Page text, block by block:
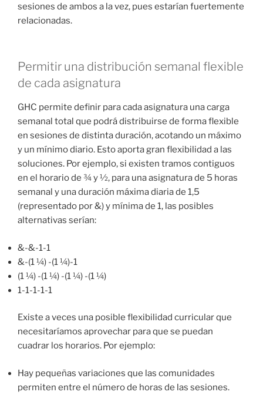
sesiones de ambos a la vez, pues estarían fuertemente
relacionadas.
Permitir una distribución semanal flexible
de cada asignatura
GHC permite definir para cada asignatura una carga
semanal total que podrá distribuirse de forma flexible
en sesiones de distinta duración, acotando un máximo
y un mínimo diario. Esto aporta gran flexibilidad a las
soluciones. Por ejemplo, si existen tramos contiguos
en el horario de ¾ y ½, para una asignatura de 5 horas
semanal y una duración máxima diaria de 1,5
(representado por &) y mínima de 1, las posibles
alternativas serían:
&-&-1-1
&-(1 ¼) -(1 ¼)-1
(1 ¼) -(1 ¼) -(1 ¼) -(1 ¼)
1-1-1-1-1
Existe a veces una posible flexibilidad curricular que
necesitaríamos aprovechar para que se puedan
cuadrar los horarios. Por ejemplo:
Hay pequeñas variaciones que las comunidades
permiten entre el número de horas de las sesiones.